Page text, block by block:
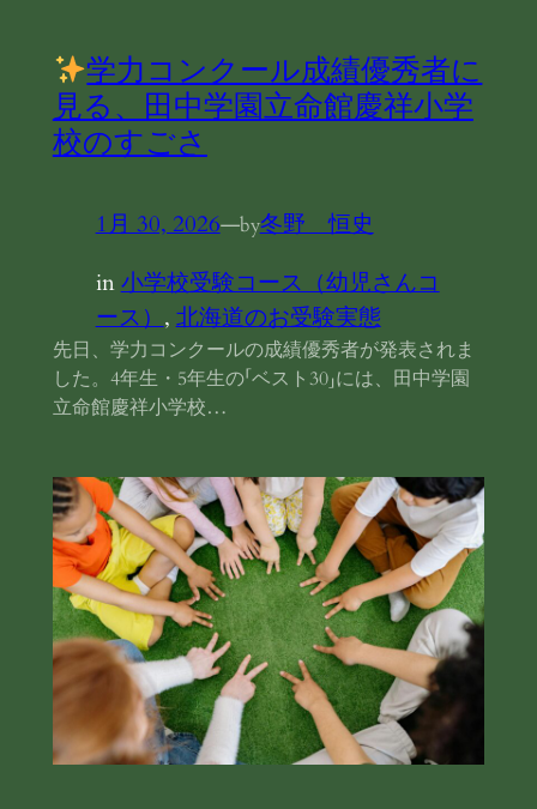
学力コンクール成績優秀者に
見る、田中学園立命館慶祥小学
校のすごさ
1月 30, 2026—by冬野 恒史
in小学校受験コース（幼児さんコ
ース） , 北海道のお受験実態
先日、学力コンクールの成績優秀者が発表されま
した。4年生・5年生の「ベスト30」には、田中学園
立命館慶祥小学校…